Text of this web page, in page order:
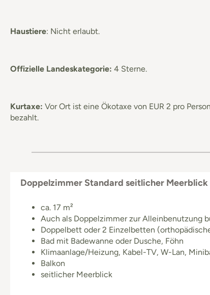
Haustiere: Nicht erlaubt.
Offizielle Landeskategorie: 4 Sterne.
Kurtaxe: Vor Ort ist eine Ökotaxe von EUR 2 pro
bezahlt.
Doppelzimmer Standard seitlicher Meerblick
ca. 17 m²
Auch als Doppelzimmer zur Alleinbenutzung
Doppelbett oder 2 Einzelbetten
Bad mit Badewanne oder Dusche, Föhn
Klimaanlage/Heizung, Kabel-TV, W-Lan,
Balkon
seitlicher Meerblick